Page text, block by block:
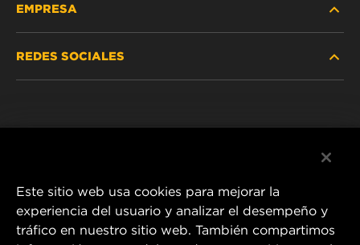
EMPRESA
REDES SOCIALES
Este sitio web usa cookies para mejorar la
experiencia del usuario y analizar el desempeño y
tráfico en nuestro sitio web. También compartimos